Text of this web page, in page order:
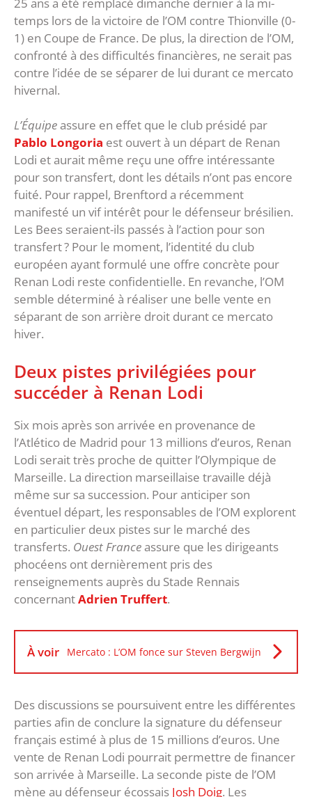
temps lors de la victoire de l’OM contre Thionville (0-
1) en Coupe de France. De plus, la direction de l’OM,
confronté à des difficultés financières, ne serait pas
contre l’idée de se séparer de lui durant ce mercato
hivernal.
L’Équipeassure en effet que le club présidé par
Pablo Longoria est ouvert à un départ de Renan
Lodi et aurait même reçu une offre intéressante
pour son transfert, dont les détails n’ont pas encore
fuité. Pour rappel, Brenftord a récemment
manifesté un vif intérêt pour le défenseur brésilien.
Les Bees seraient-ils passés à l’action pour son
transfert ? Pour le moment, l’identité du club
européen ayant formulé une offre concrète pour
Renan Lodi reste confidentielle. En revanche, l’OM
semble déterminé à réaliser une belle vente en
séparant de son arrière droit durant ce mercato
hiver.
Deux pistes privilégiées pour
succéder à Renan Lodi
Six mois après son arrivée en provenance de
l’Atlético de Madrid pour 13 millions d’euros, Renan
Lodi serait très proche de quitter l’Olympique de
Marseille. La direction marseillaise travaille déjà
même sur sa succession. Pour anticiper son
éventuel départ, les responsables de l’OM explorent
en particulier deux pistes sur le marché des
transferts. Ouest Franceassure que les dirigeants
phocéens ont dernièrement pris des
renseignements auprès du Stade Rennais
concernantAdrien Truffert.
À voir Mercato : L’OM fonce sur Steven Bergwijn
Des discussions se poursuivent entre les différentes
parties afin de conclure la signature du défenseur
français estimé à plus de 15 millions d’euros. Une
vente de Renan Lodi pourrait permettre de financer
son arrivée à Marseille. La seconde piste de l’OM
mène au défenseur écossais Josh Doig. Les